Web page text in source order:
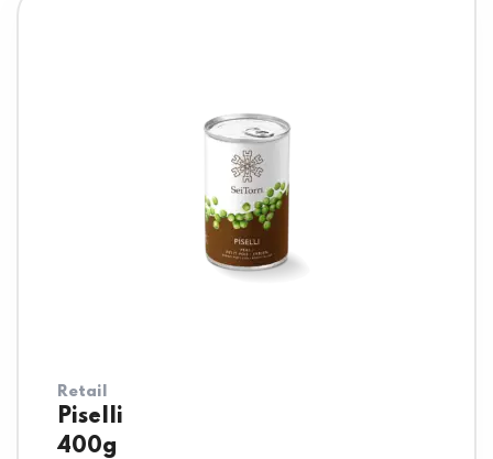
Retail
Piselli
400g